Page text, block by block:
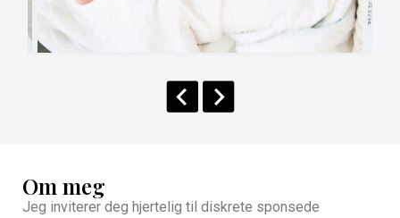
Om meg
Jeg inviterer deg hjertelig til diskrete sponsede